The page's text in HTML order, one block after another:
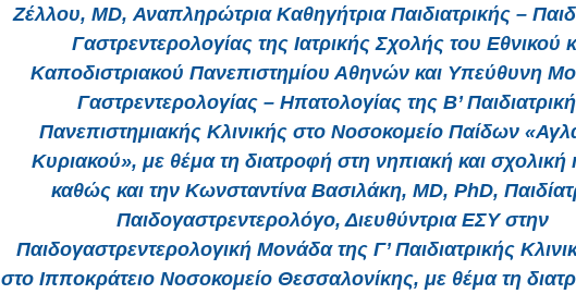
Ζέλλου, MD, Αναπληρώτρια Καθηγήτρια Παιδιατρικής –
Γαστρεντερολογίας της Ιατρικής Σχολής του Εθνικού
Καποδιστριακού Πανεπιστημίου Αθηνών και Υπεύθυνη
Γαστρεντερολογίας – Ηπατολογίας της Β’
Πανεπιστημιακής Κλινικής στο Νοσοκομείο Παίδων
Κυριακού», με θέμα τη διατροφή στη νηπιακή και σχολική
καθώς και την Κωνσταντίνα Βασιλάκη, MD, PhD,
Παιδογαστρεντερολόγο, Διευθύντρια ΕΣΥ στην
Παιδογαστρεντερολογική Μονάδα της Γ’ Παιδιατρικής
στο Ιπποκράτειο Νοσοκομείο Θεσσαλονίκης, με θέμα τη